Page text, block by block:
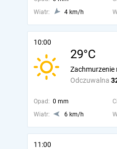
Wiatr:
4 km/h
10:00
29°C
Odczuwalna
Zachmurzenie
Opad: 0 mm
Wiatr:
6 km/h
11:00